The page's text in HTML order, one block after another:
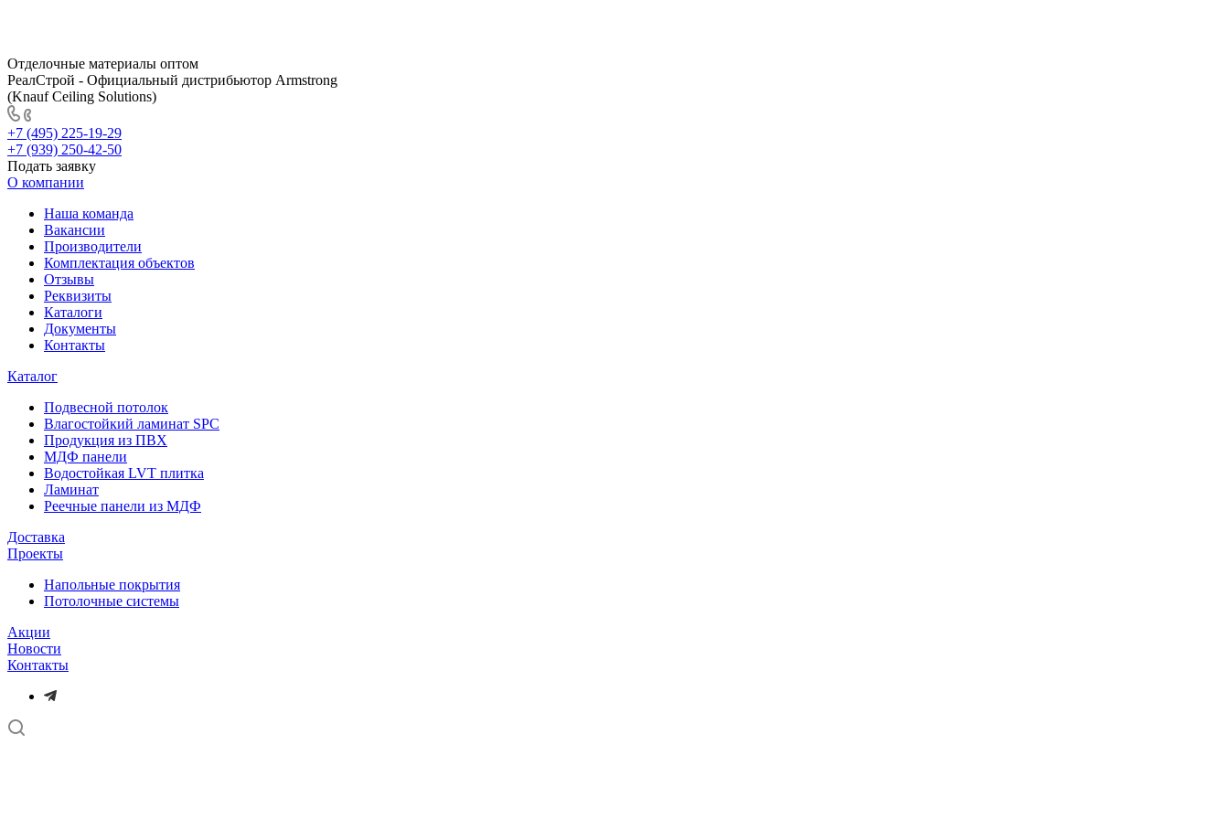
Отделочные материалы оптом
РеалСтрой - Официальный дистрибьютор Armstrong
(Knauf Ceiling Solutions)
+7 (495) 225-19-29
+7 (939) 250-42-50
Подать заявку
О компании
Наша команда
Вакансии
Производители
Комплектация объектов
Отзывы
Реквизиты
Каталоги
Документы
Контакты
Каталог
Подвесной потолок
Влагостойкий ламинат SPC
Продукция из ПВХ
МДФ панели
Водостойкая LVT плитка
Ламинат
Реечные панели из МДФ
Доставка
Проекты
Напольные покрытия
Потолочные системы
Акции
Новости
Контакты